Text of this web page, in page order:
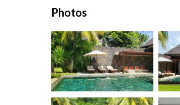
Photos